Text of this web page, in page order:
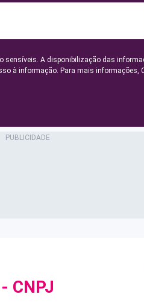
sensíveis. A disponibilização das
à informação. Para mais informações,
- CNPJ